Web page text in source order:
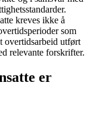
kreves ikke å
som
overtidsarbeid utført
relevante forskrifter.
er